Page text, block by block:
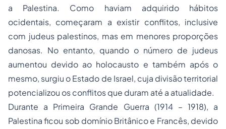
a Palestina. Como haviam adquirido hábitos
ocidentais, começaram a existir conflitos, inclusive
com judeus palestinos, mas em menores proporções
danosas. No entanto, quando o número de judeus
aumentou devido ao holocausto e também após o
mesmo, surgiu o Estado de Israel, cuja divisão territorial
potencializou os conflitos que duram até a atualidade.
Durante a Primeira Grande Guerra (1914 – 1918), a
Palestina ficou sob domínio Britânico e Francês, devido